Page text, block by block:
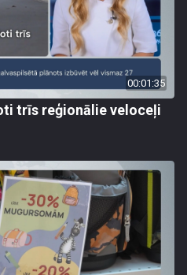
00:01:35
trīs reģionālie veloceļi